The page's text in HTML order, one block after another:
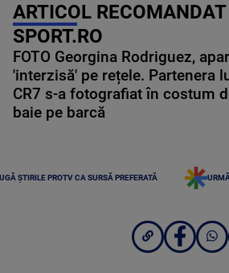
ARTICOL RECOMANDAT
SPORT.RO
FOTO Georgina Rodriguez,
'interzisă' pe rețele. Partenera
CR7 s-a fotografiat în costum
baie pe barcă
ȘTIRILE PROTV CA SURSĂ PREFERATĂ